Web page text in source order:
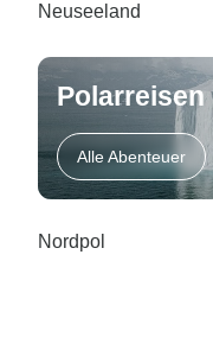
Neuseeland
Polarreisen
Alle Abenteuer
Nordpol